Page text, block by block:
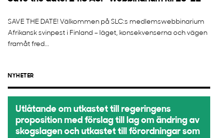
SAVE THE DATE! Välkommen på SLC:s medlemswebbinarium
Afrikansk svinpest i Finland – läget, konsekvenserna och vägen
framåt fred...
NYHETER
Utlåtande om utkastet till regeringens
proposition med förslag till lag om ändring av
skogslagen och utkastet till förordningar som